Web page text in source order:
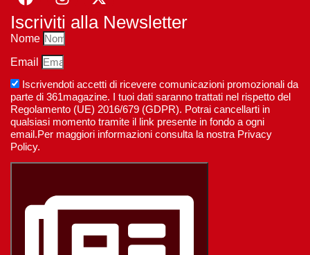
Iscriviti alla Newsletter
Nome
Email
Iscrivendoti accetti di ricevere comunicazioni promozionali da
parte di 361magazine. I tuoi dati saranno trattati nel rispetto del
Regolamento (UE) 2016/679 (GDPR). Potrai cancellarti in
qualsiasi momento tramite il link presente in fondo a ogni
email.Per maggiori informazioni consulta la nostra Privacy
Policy.